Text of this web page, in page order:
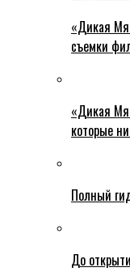
«Дикая
съемки
«Дикая
которые
Полный
До